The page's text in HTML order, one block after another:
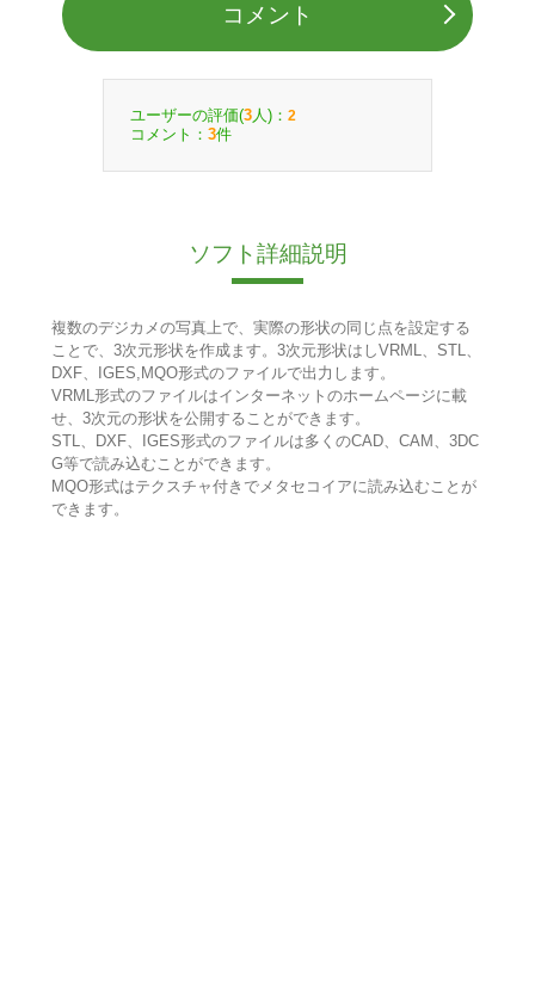
コメント
ユーザーの評価(3 人)： 2
コメント： 3件
ソフト詳細説明
複数のデジカメの写真上で、実際の形状の同じ点を設定する
ことで、3次元形状を作成ます。3次元形状はしVRML、STL、
DXF、IGES,MQO形式のファイルで出力します。
VRML形式のファイルはインターネットのホームページに載
せ、3次元の形状を公開することができます。
STL、DXF、IGES形式のファイルは多くのCAD、CAM、3DC
G等で読み込むことができます。
MQO形式はテクスチャ付きでメタセコイアに読み込むことが
できます。